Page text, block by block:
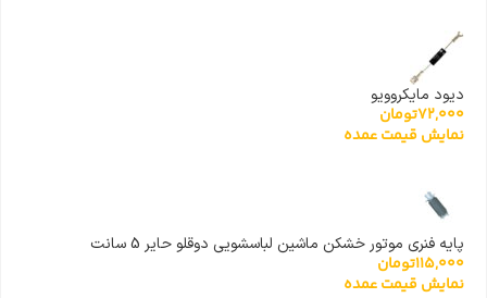
دیود مایکروویو
72,000تومان
نمایش قیمت عمده
پایه فنری موتور خشکن ماشین لباسشویی دوقلو حایر 5 سانت
115,000تومان
نمایش قیمت عمده